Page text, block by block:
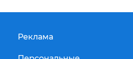
Реклама